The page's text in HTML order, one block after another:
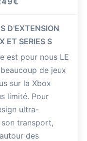
D'EXTENSION
ET SERIES S
est pour nous LE
de jeux
sur la Xbox
limité. Pour
ultra-
transport,
des